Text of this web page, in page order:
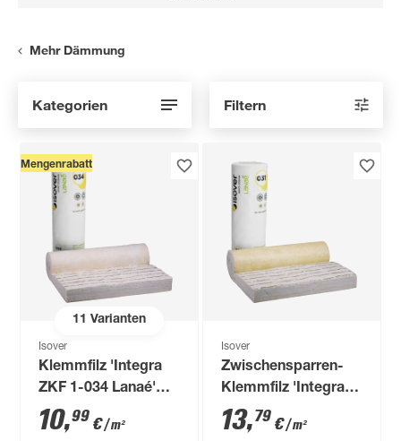
Mehr Dämmung
Kategorien Filtern
11 Varianten
Mengenrabatt
Isover
Klemmfilz 'Integra
ZKF 1-034 Lanaé'
120 mm
10,99 €/ m²
Isover
Zwischensparren-
Klemmfilz 'Integra
ZKF 1-031'
vlieskaschiert für
13,79 €/ m²